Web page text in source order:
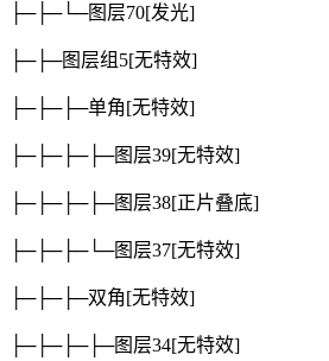
├─├─└─图层70[发光]
├─├─图层组5[无特效]
├─├─├─单角[无特效]
├─├─├─├─图层39[无特效]
├─├─├─├─图层38[正片叠底]
├─├─├─└─图层37[无特效]
├─├─├─双角[无特效]
├─├─├─├─图层34[无特效]